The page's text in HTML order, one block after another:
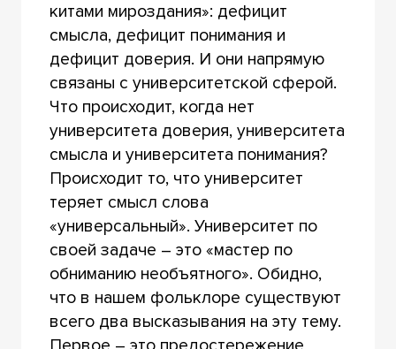
китами мироздания»: дефицит
смысла, дефицит понимания и
дефицит доверия. И они напрямую
связаны с университетской сферой.
Что происходит, когда нет
университета доверия, университета
смысла и университета понимания?
Происходит то, что университет
теряет смысл слова
«универсальный». Университет по
своей задаче – это «мастер по
обниманию необъятного». Обидно,
что в нашем фольклоре существуют
всего два высказывания на эту тему.